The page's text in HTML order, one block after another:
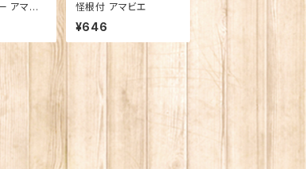
アマビ
怪根付 アマビエ
¥646